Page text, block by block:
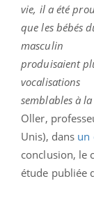
vie, il a été
que les bébés
masculin
produisaient
vocalisations
semblables à
Oller,
Unis), dans un
conclusion, le
étude publiée